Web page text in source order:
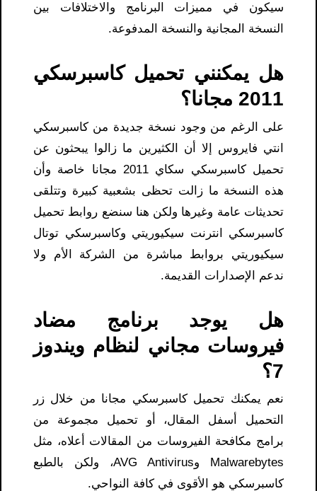
سيكون في مميزات البرنامج والاختلافات بين
النسخة المجانية والنسخة المدفوعة.
هل يمكنني تحميل كاسبرسكي
2011 مجانا؟
على الرغم من وجود نسخة جديدة من كاسبرسكي
انتي فايروس إلا أن الكثيرين ما زالوا يبحثون عن
تحميل كاسبرسكي سكاي 2011 مجانا خاصة وأن
هذه النسخة ما زالت تحظى بشعبية كبيرة وتتلقى
تحديثات عامة وغيرها ولكن هنا سنضع روابط تحميل
كاسبرسكي انترنت سيكيوريتي وكاسبرسكي توتال
سيكيوريتي بروابط مباشرة من الشركة الأم ولا
ندعم الإصدارات القديمة.
هل يوجد برنامج مضاد
فيروسات مجاني لنظام ويندوز
7؟
نعم يمكنك تحميل كاسبرسكي مجانا من خلال زر
التحميل أسفل المقال، أو تحميل مجموعة من
برامج مكافحة الفيروسات من المقالات أعلاه، مثل
Malwarebytes وAVG Antivirus، ولكن بالطبع
كاسبرسكي هو الأقوى في كافة النواحي.